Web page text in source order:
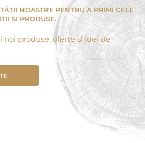
NOASTRE PENTRU A PRIMI CELE
ȘI PRODUSE.
produse, oferte și idei de